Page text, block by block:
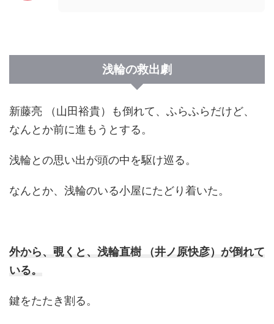
浅輪の救出劇
新藤亮 （山田裕貴）も倒れて、ふらふらだけど、
なんとか前に進もうとする。
浅輪との思い出が頭の中を駆け巡る。
なんとか、浅輪のいる小屋にたどり着いた。
外から、覗くと、浅輪直樹 （井ノ原快彦）が倒れて
いる。
鍵をたたき割る。